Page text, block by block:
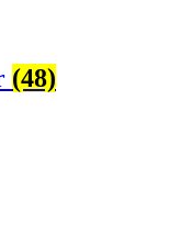
(48)